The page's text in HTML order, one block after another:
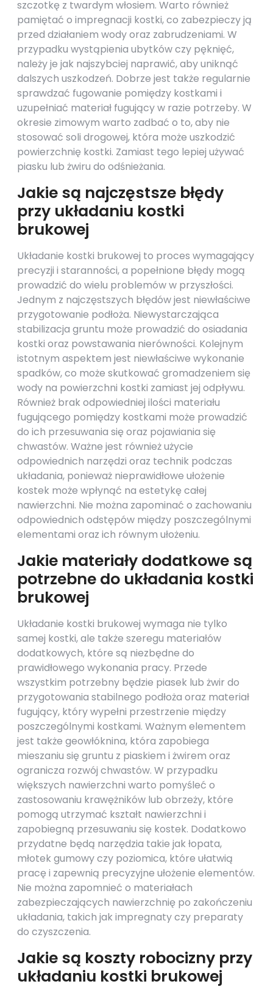
szczotkę z twardym włosiem. Warto również
pamiętać o impregnacji kostki, co zabezpieczy ją
przed działaniem wody oraz zabrudzeniami. W
przypadku wystąpienia ubytków czy pęknięć,
należy je jak najszybciej naprawić, aby uniknąć
dalszych uszkodzeń. Dobrze jest także regularnie
sprawdzać fugowanie pomiędzy kostkami i
uzupełniać materiał fugujący w razie potrzeby. W
okresie zimowym warto zadbać o to, aby nie
stosować soli drogowej, która może uszkodzić
powierzchnię kostki. Zamiast tego lepiej używać
piasku lub żwiru do odśnieżania.
Jakie są najczęstsze błędy
przy układaniu kostki
brukowej
Układanie kostki brukowej to proces wymagający
precyzji i staranności, a popełnione błędy mogą
prowadzić do wielu problemów w przyszłości.
Jednym z najczęstszych błędów jest niewłaściwe
przygotowanie podłoża. Niewystarczająca
stabilizacja gruntu może prowadzić do osiadania
kostki oraz powstawania nierówności. Kolejnym
istotnym aspektem jest niewłaściwe wykonanie
spadków, co może skutkować gromadzeniem się
wody na powierzchni kostki zamiast jej odpływu.
Również brak odpowiedniej ilości materiału
fugującego pomiędzy kostkami może prowadzić
do ich przesuwania się oraz pojawiania się
chwastów. Ważne jest również użycie
odpowiednich narzędzi oraz technik podczas
układania, ponieważ nieprawidłowe ułożenie
kostek może wpłynąć na estetykę całej
nawierzchni. Nie można zapominać o zachowaniu
odpowiednich odstępów między poszczególnymi
elementami oraz ich równym ułożeniu.
Jakie materiały dodatkowe są
potrzebne do układania kostki
brukowej
Układanie kostki brukowej wymaga nie tylko
samej kostki, ale także szeregu materiałów
dodatkowych, które są niezbędne do
prawidłowego wykonania pracy. Przede
wszystkim potrzebny będzie piasek lub żwir do
przygotowania stabilnego podłoża oraz materiał
fugujący, który wypełni przestrzenie między
poszczególnymi kostkami. Ważnym elementem
jest także geowłóknina, która zapobiega
mieszaniu się gruntu z piaskiem i żwirem oraz
ogranicza rozwój chwastów. W przypadku
większych nawierzchni warto pomyśleć o
zastosowaniu krawężników lub obrzeży, które
pomogą utrzymać kształt nawierzchni i
zapobiegną przesuwaniu się kostek. Dodatkowo
przydatne będą narzędzia takie jak łopata,
młotek gumowy czy poziomica, które ułatwią
pracę i zapewnią precyzyjne ułożenie elementów.
Nie można zapomnieć o materiałach
zabezpieczających nawierzchnię po zakończeniu
układania, takich jak impregnaty czy preparaty
do czyszczenia.
Jakie są koszty robocizny przy
układaniu kostki brukowej